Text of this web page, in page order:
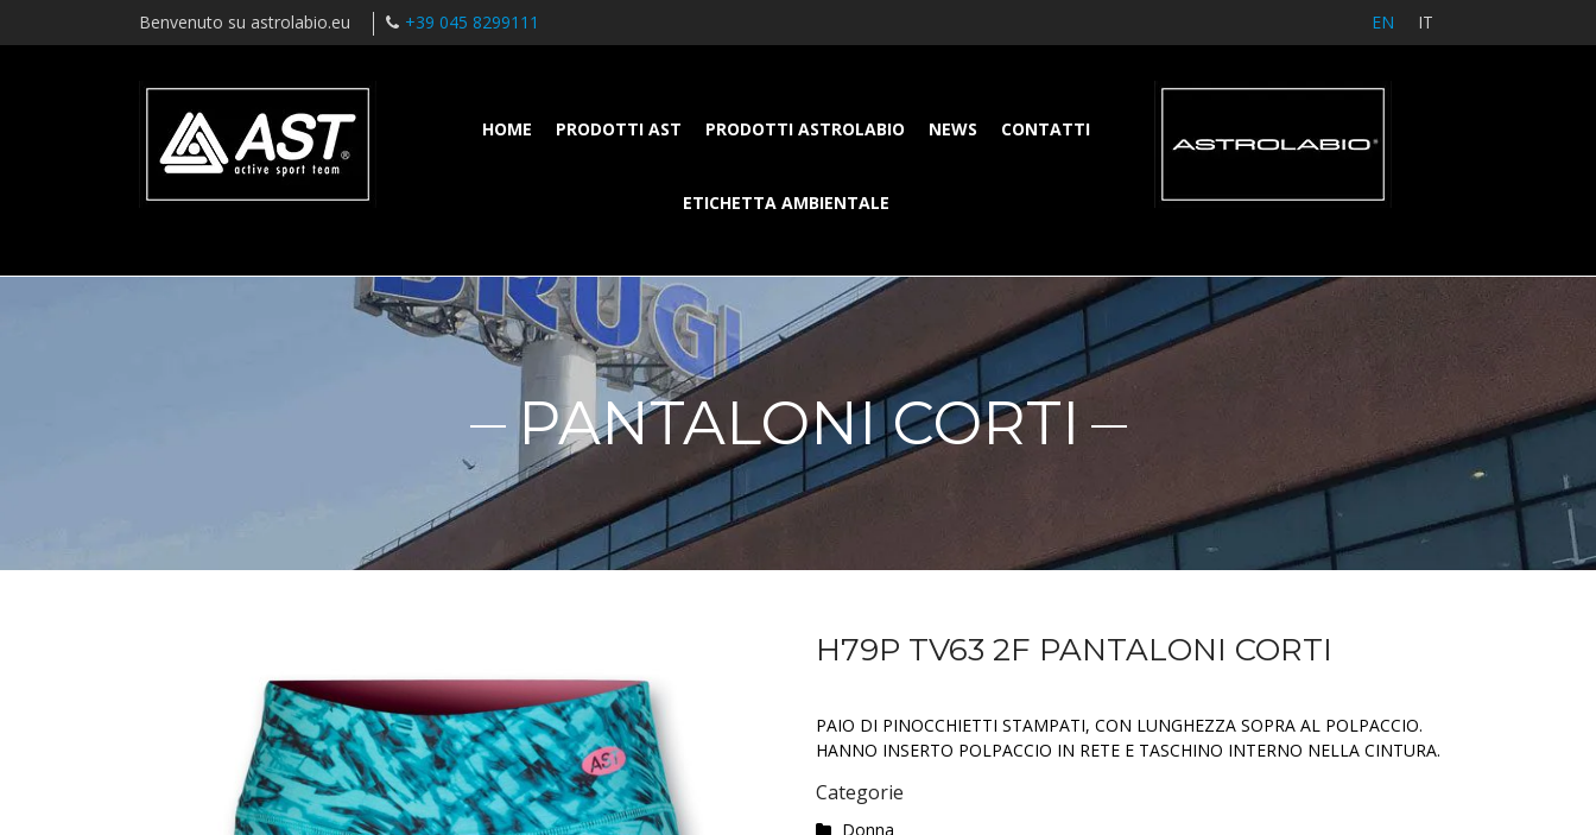
Benvenuto su astrolabio.eu +39 045 8299111 EN IT
HOME PRODOTTI AST PRODOTTI ASTROLABIO NEWS CONTATTI
ETICHETTA AMBIENTALE
PANTALONI CORTI
H79P TV63 2F PANTALONI CORTI
PAIO DI PINOCCHIETTI STAMPATI, CON LUNGHEZZA SOPRA AL POLPACCIO.
HANNO INSERTO POLPACCIO IN RETE E TASCHINO INTERNO NELLA CINTURA.
Categorie
Donna